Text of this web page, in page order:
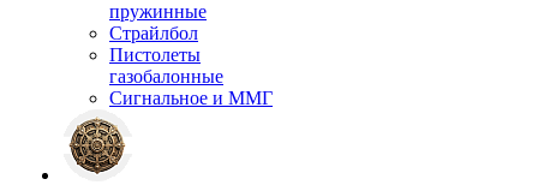
пружинные
Страйлбол
Пистолеты
газобалонные
Сигнальное и ММГ